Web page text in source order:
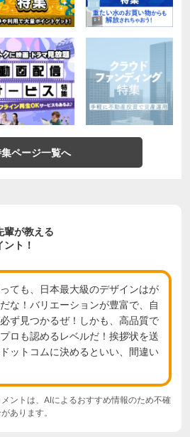
ページ一覧へ
輩が教える
ト！
ても、日本最大級のデザインはが
な！バリエーションが豊富で、自
ず見つかるぜ！しかも、高品質で
ロも認めるレベルだ！挨拶状を送
ットコムに決めるといい、間違い
ントは、AIによるおすすめ情報のため不確
あります。